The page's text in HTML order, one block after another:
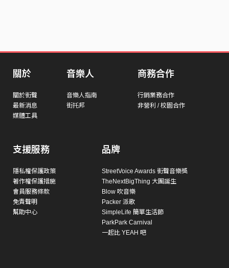
關於
關於街聲
最新消息
媒體工具
音樂人
音樂人指南
街托邦
商務合作
行銷業務合作
非營利 / 校園合作
支援服務
隱私權保護政策
著作權保護措施
會員服務條款
免責聲明
幫助中心
品牌
StreetVoice Awards 街聲音樂獎
TheNextBigThing 大團誕生
Blow 吹音樂
Packer 派歌
SimpleLife 簡單生活節
ParkPark Carnival
一起比 YEAH 吧